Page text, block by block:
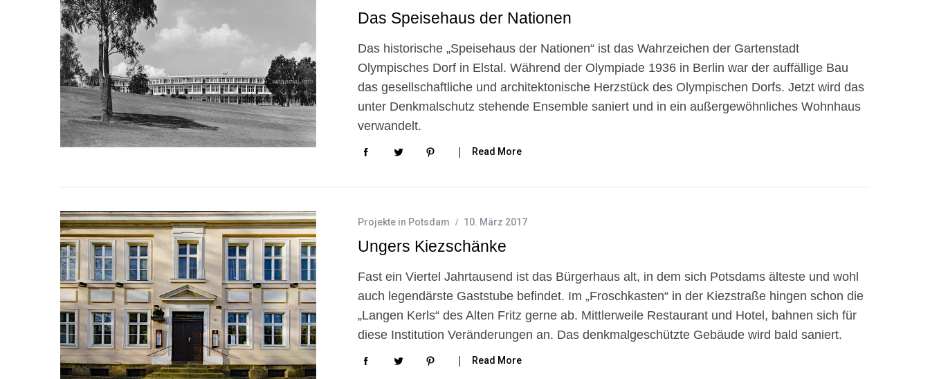
Das Speisehaus der Nationen
Das historische „Speisehaus der Nationen“ ist das Wahrzeichen der Gartenstadt
Olympisches Dorf in Elstal. Während der Olympiade 1936 in Berlin war der auffällige Bau
das gesellschaftliche und architektonische Herzstück des Olympischen Dorfs. Jetzt wird das
unter Denkmalschutz stehende Ensemble saniert und in ein außergewöhnliches Wohnhaus
verwandelt.
Read More
Projekte in Potsdam 10. März 2017
Ungers Kiezschänke
Fast ein Viertel Jahrtausend ist das Bürgerhaus alt, in dem sich Potsdams älteste und wohl
auch legendärste Gaststube befindet. Im „Froschkasten“ in der Kiezstraße hingen schon die
„Langen Kerls“ des Alten Fritz gerne ab. Mittlerweile Restaurant und Hotel, bahnen sich für
diese Institution Veränderungen an. Das denkmalgeschützte Gebäude wird bald saniert.
Read More